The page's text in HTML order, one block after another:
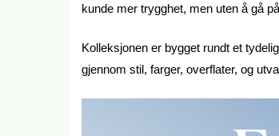
kunde mer trygghet, men uten å gå
Kolleksjonen er bygget rundt et
gjennom stil, farger, overflater, og